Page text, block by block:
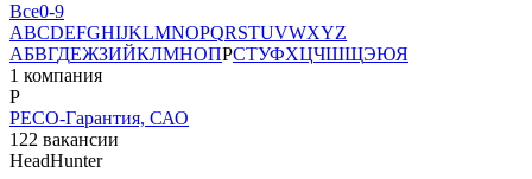
Все0-9
ABCDEFGHIJKLMNOPQRSTUVWXYZ
АБВГДЕЖЗИЙКЛМНОПРСТУФХЦЧШЩЭЮЯ
1 компания
Р
РЕСО-Гарантия, САО
122 вакансии
HeadHunter